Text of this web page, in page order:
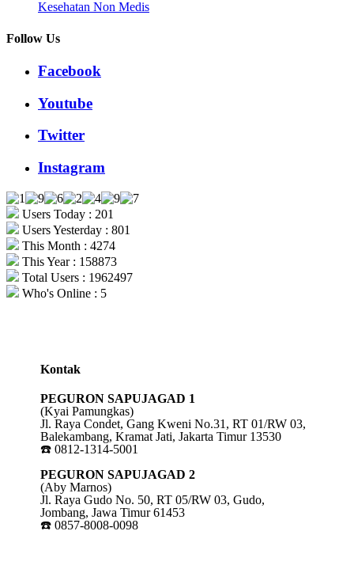
Kesehatan Non Medis
Follow Us
Facebook
Youtube
Twitter
Instagram
Users Today : 201
Users Yesterday : 801
This Month : 4274
This Year : 158873
Total Users : 1962497
Who's Online : 5
Kontak
PEGURON SAPUJAGAD 1
(Kyai Pamungkas)
Jl. Raya Condet, Gang Kweni No.31, RT 01/RW 03,
Balekambang, Kramat Jati, Jakarta Timur 13530
☎️ 0812-1314-5001
PEGURON SAPUJAGAD 2
(Aby Marnos)
Jl. Raya Gudo No. 50, RT 05/RW 03, Gudo,
Jombang, Jawa Timur 61453
☎️ 0857-8008-0098